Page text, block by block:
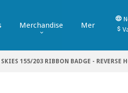
Merchandise Mer
155/203 RIBBON BADGE - REVERSE